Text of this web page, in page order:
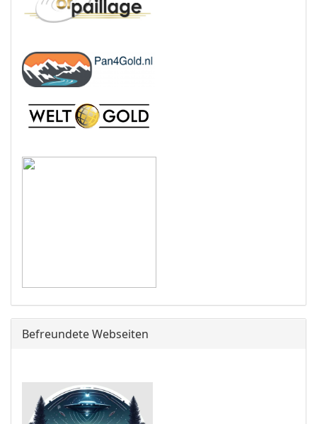
Befreundete Webseiten